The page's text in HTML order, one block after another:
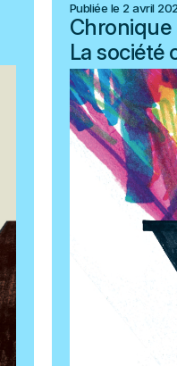
Publiée le 2 avril
Chronique
La société